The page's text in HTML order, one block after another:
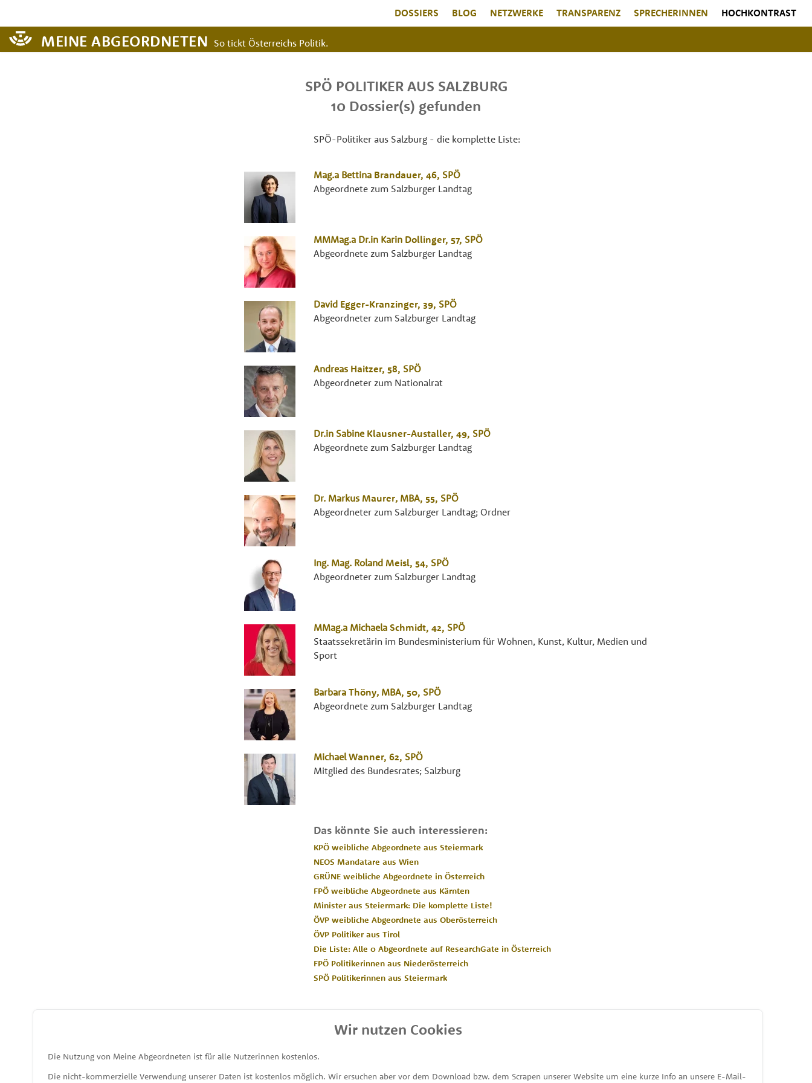
DOSSIERS BLOG NETZWERKE TRANSPARENZ SPRECHERINNEN HOCHKONTRAST
MEINE ABGEORDNETEN So tickt Österreichs Politik.
SPÖ POLITIKER AUS SALZBURG
10 Dossier(s) gefunden
SPÖ-Politiker aus Salzburg - die komplette Liste:
Mag.a Bettina Brandauer, 46, SPÖ
Abgeordnete zum Salzburger Landtag
MMMag.a Dr.in Karin Dollinger, 57, SPÖ
Abgeordnete zum Salzburger Landtag
David Egger-Kranzinger, 39, SPÖ
Abgeordneter zum Salzburger Landtag
Andreas Haitzer, 58, SPÖ
Abgeordneter zum Nationalrat
Dr.in Sabine Klausner-Austaller, 49, SPÖ
Abgeordnete zum Salzburger Landtag
Dr. Markus Maurer, MBA, 55, SPÖ
Abgeordneter zum Salzburger Landtag; Ordner
Ing. Mag. Roland Meisl, 54, SPÖ
Abgeordneter zum Salzburger Landtag
MMag.a Michaela Schmidt, 42, SPÖ
Staatssekretärin im Bundesministerium für Wohnen, Kunst, Kultur, Medien und
Sport
Barbara Thöny, MBA, 50, SPÖ
Abgeordnete zum Salzburger Landtag
Michael Wanner, 62, SPÖ
Mitglied des Bundesrates; Salzburg
Das könnte Sie auch interessieren:
KPÖ weibliche Abgeordnete aus Steiermark
NEOS Mandatare aus Wien
GRÜNE weibliche Abgeordnete in Österreich
FPÖ weibliche Abgeordnete aus Kärnten
Minister aus Steiermark: Die komplette Liste!
ÖVP weibliche Abgeordnete aus Oberösterreich
ÖVP Politiker aus Tirol
Die Liste: Alle 0 Abgeordnete auf ResearchGate in Österreich
FPÖ Politikerinnen aus Niederösterreich
SPÖ Politikerinnen aus Steiermark
unterstützt von
Wir nutzen Cookies
Die Nutzung von Meine Abgeordneten ist für alle Nutzerinnen kostenlos.
Die nicht-kommerzielle Verwendung unserer Daten ist kostenlos möglich. Wir ersuchen aber vor dem Download bzw. dem Scrapen unserer Website um eine kurze Info an unsere E-Mail-